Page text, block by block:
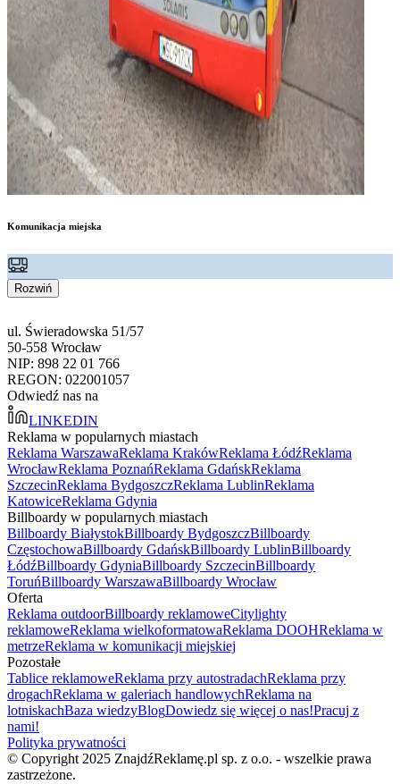
Komunikacja miejska
Rozwiń
ul. Świeradowska 51/57
50-558 Wrocław
NIP: 898 22 01 766
REGON: 022001057
Odwiedź nas na
LINKEDIN
Reklama w popularnych miastach
Reklama WarszawaReklama KrakówReklama ŁódźReklama
WrocławReklama PoznańReklama GdańskReklama
SzczecinReklama BydgoszczReklama LublinReklama
KatowiceReklama Gdynia
Billboardy w popularnych miastach
Billboardy BiałystokBillboardy BydgoszczBillboardy
CzęstochowaBillboardy GdańskBillboardy LublinBillboardy
ŁódźBillboardy GdyniaBillboardy SzczecinBillboardy
ToruńBillboardy WarszawaBillboardy Wrocław
Oferta
Reklama outdoorBillboardy reklamoweCitylighty
reklamoweReklama wielkoformatowaReklama DOOHReklama w
metrzeReklama w komunikacji miejskiej
Pozostałe
Tablice reklamoweReklama przy autostradachReklama przy
drogachReklama w galeriach handlowychReklama na
lotniskachBaza wiedzyBlogDowiedz się więcej o nas!Pracuj z
nami!
Polityka prywatności
© Copyright 2025 ZnajdźReklamę.pl sp. z o.o. - wszelkie prawa
zastrzeżone.